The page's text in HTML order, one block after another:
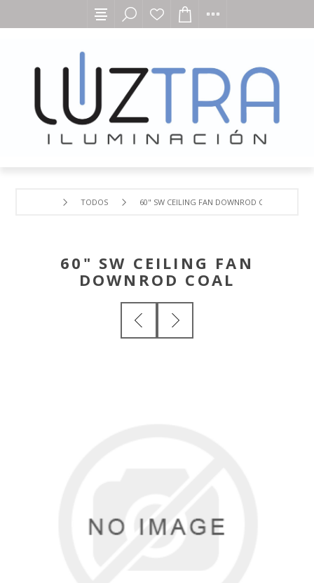
TODOS 60" SW CEILING FAN DOWNROD COAL
60" SW CEILING FAN
DOWNROD COAL